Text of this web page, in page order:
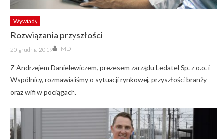
Wywiady
Rozwiązania przyszłości
Posted
on
20 grudnia 2019 Author
MD
Z Andrzejem Danielewiczem, prezesem zarządu Ledatel Sp. z o.o. i
Wspólnicy, rozmawialiśmy o sytuacji rynkowej, przyszłości branży
oraz wifi w pociągach.